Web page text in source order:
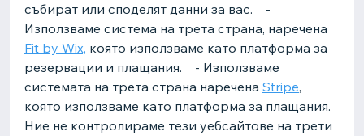
събират или споделят данни за вас. -
Използваме система на трета страна, наречена
Fit by Wix, която използваме като платформа за
резервации и плащания. - Използваме
системата на трета страна наречена Stripe,
която използваме като платформа за плащания.
Ние не контролираме тези уебсайтове на трети